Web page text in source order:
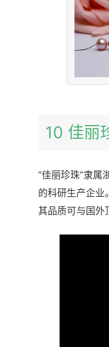
10 佳丽
“佳丽珍珠”隶属
的科研生产企
其品质可与国外